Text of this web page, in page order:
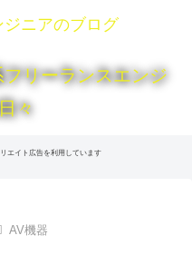
リーランスエンジ
々
エイト広告を利用しています
AV機器